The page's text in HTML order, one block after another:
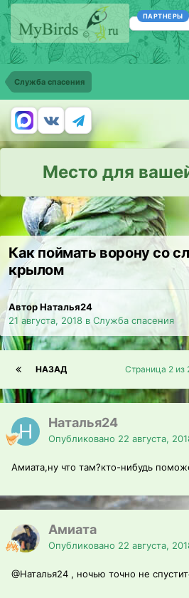
ПАРТНЕРЫ
Служба спасения
Место для
Как поймать ворону со
крылом
Автор Наталья24
21 августа, 2018 в Служба спасения
НАЗАД Страница 2 из
Наталья24
Опубликовано 22 августа,
Амиата,ну что там?кто-нибудь
Амиата
Опубликовано 22 августа,
@Наталья24 , ночью точно не